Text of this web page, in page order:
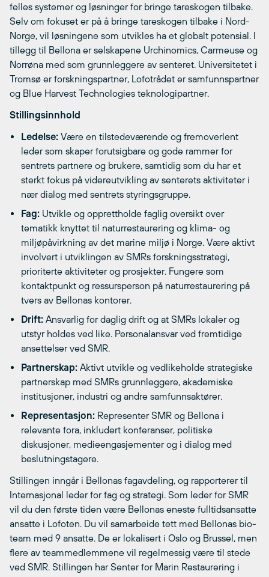
felles systemer og løsninger for bringe tareskogen tilbake.
Selv om fokuset er på å bringe tareskogen tilbake i Nord-
Norge, vil løsningene som utvikles ha et globalt potensial. I
tillegg til Bellona er selskapene Urchinomics, Carmeuse og
Norrøna med som grunnleggere av senteret. Universitetet i
Tromsø er forskningspartner, Lofotrådet er samfunnspartner
og Blue Harvest Technologies teknologipartner.
Stillingsinnhold
Ledelse: Være en tilstedeværende og fremoverlent
leder som skaper forutsigbare og gode rammer for
sentrets partnere og brukere, samtidig som du har et
sterkt fokus på videreutvikling av senterets aktiviteter i
nær dialog med sentrets styringsgruppe.
Fag: Utvikle og opprettholde faglig oversikt over
tematikk knyttet til naturrestaurering og klima- og
miljøpåvirkning av det marine miljø i Norge. Være aktivt
involvert i utviklingen av SMRs forskningsstrategi,
prioriterte aktiviteter og prosjekter. Fungere som
kontaktpunkt og ressursperson på naturrestaurering på
tvers av Bellonas kontorer.
Drift: Ansvarlig for daglig drift og at SMRs lokaler og
utstyr holdes ved like. Personalansvar ved fremtidige
ansettelser ved SMR.
Partnerskap:Aktivt utvikle og vedlikeholde strategiske
partnerskap med SMRs grunnleggere, akademiske
institusjoner, industri og andre samfunnsaktører.
Representasjon: Representer SMR og Bellona i
relevante fora, inkludert konferanser, politiske
diskusjoner, medieengasjementer og i dialog med
beslutningstagere.
Stillingen inngår i Bellonas fagavdeling, og rapporterer til
Internasjonal leder for fag og strategi. Som leder for SMR
vil du den første tiden være Bellonas eneste fulltidsansatte
ansatte i Lofoten. Du vil samarbeide tett med Bellonas bio-
team med 9 ansatte. De er lokalisert i Oslo og Brussel, men
flere av teammedlemmene vil regelmessig være til stede
ved SMR. Stillingen har Senter for Marin Restaurering i